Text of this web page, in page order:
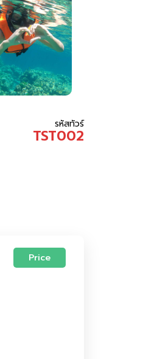
รหัสทัวร์
TST002
Price